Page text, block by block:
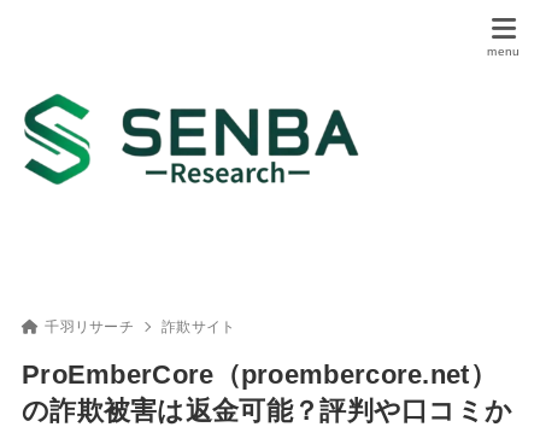
千羽リサーチ 詐欺サイト
ProEmberCore（proembercore.net）
の詐欺被害は返金可能？評判や口コミか